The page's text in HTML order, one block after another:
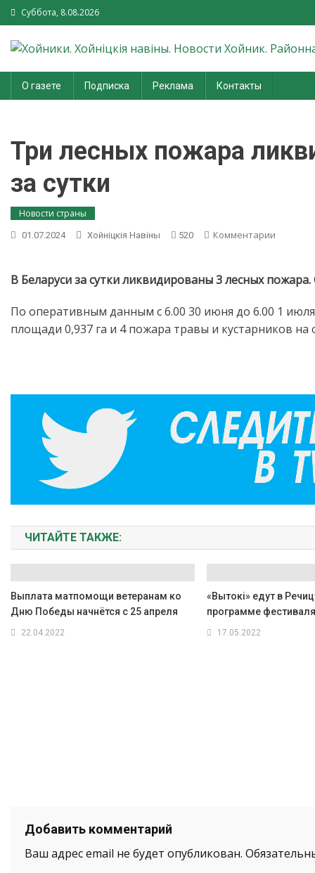
Суббота, 8.08.2026
Хойники. Хойнiцкiя навiны.
Новости Хойник. Районная
О газете Подписка Реклама Контакты
Три лесных пожара
за сутки
Новости страны
01.07.2024 Хойнiцкiя Навiны 520 Комментарии
пожара
в
за
В Беларуси за сутки ликвидированы 3 лесных
По оперативным данным с 6.00 30 июня до 6.00 1
площади 0,937 га и 4 пожара травы и кустарников
ЧИТАЙТЕ ТАКЖЕ:
Выплата матпомощи ветеранам ко
Дню Победы начнётся с 25 апреля
22.04.2022
«Вытокi» едут в
программе
17.05.2022
Добавить комментарий
Ваш адрес email не будет опубликован.